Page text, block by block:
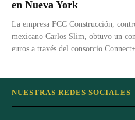
en Nueva York
La empresa FCC Construcción,
mexicano Carlos Slim, obtuvo un
euros a través del consorcio
NUESTRAS REDES SOCIALES